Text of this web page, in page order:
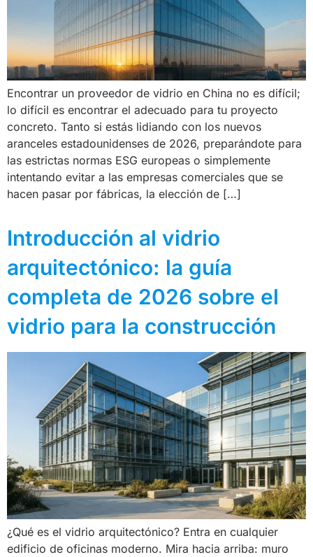
Encontrar un proveedor de vidrio en China no es difícil;
lo difícil es encontrar el adecuado para tu proyecto
concreto. Tanto si estás lidiando con los nuevos
aranceles estadounidenses de 2026, preparándote para
las estrictas normas ESG europeas o simplemente
intentando evitar a las empresas comerciales que se
hacen pasar por fábricas, la elección de […]
Introducción al vidrio
arquitectónico: la guía
completa de 2026 sobre el
vidrio para la construcción
¿Qué es el vidrio arquitectónico? Entra en cualquier
edificio de oficinas moderno. Mira hacia arriba: muro